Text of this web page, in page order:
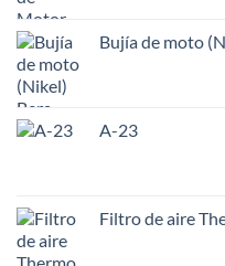
Bujía de moto
A-23
Filtro de aire